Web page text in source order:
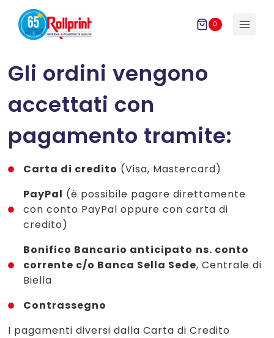
Salta
contenuto
0
Gli ordini vengono
accettati con
pagamento tramite:
Carta di credito (Visa, Mastercard)
PayPal (è possibile pagare direttamente
con conto PayPal oppure con carta di
credito)
Bonifico Bancario anticipato ns. conto
corrente c/o Banca Sella Sede, Centrale di
Biella
Contrassegno
I pagamenti diversi dalla Carta di Credito